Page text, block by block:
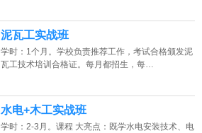
泥瓦工实战班
学时：1个月。学校负责推荐工作，考试合格颁发泥
瓦工技术培训合格证。每月都招生，每…
水电+木工实战班
学时：2-3月。课程 大亮点：既学水电安装技术、电